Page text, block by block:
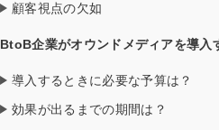
顧客視点の欠如
BtoB企業がオウンドメディアを導入
導入するときに必要な予算は？
効果が出るまでの期間は？